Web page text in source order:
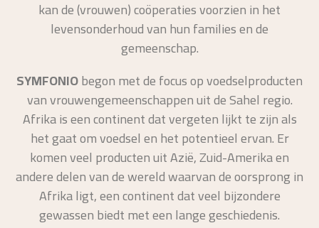
kan de (vrouwen) coöperaties voorzien in het
levensonderhoud van hun families en de
gemeenschap.
SYMFONIObegon met de focus op voedselproducten
van vrouwengemeenschappen uit de Sahel regio.
Afrika is een continent dat vergeten lijkt te zijn als
het gaat om voedsel en het potentieel ervan. Er
komen veel producten uit Azië, Zuid-Amerika en
andere delen van de wereld waarvan de oorsprong in
Afrika ligt, een continent dat veel bijzondere
gewassen biedt met een lange geschiedenis.